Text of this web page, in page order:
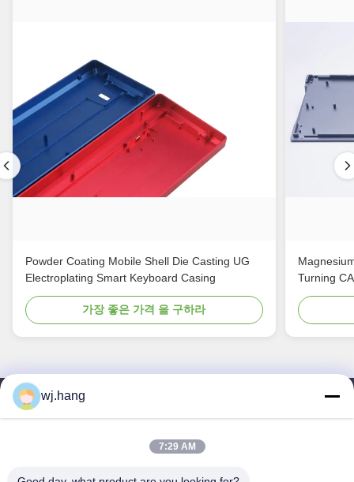
Powder Coating Mobile Shell Die Casting UG
Electroplating Smart Keyboard Casing
가장 좋은 가격 을 구하라
Turning
저희와 연락
Jiangsu EMT Precision Manufacturing Co.,
wj.hang
7:29 AM